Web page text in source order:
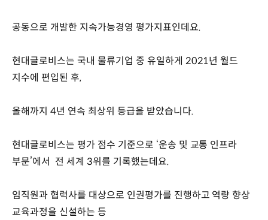
공동으로 개발한 지속가능경영 평가지표인데요.
현대글로비스는 국내 물류기업 중 유일하게 2021년 월드
지수에 편입된 후,
올해까지 4년 연속 최상위 등급을 받았습니다.
현대글로비스는 평가 점수 기준으로 ‘운송 및 교통 인프라
부문’에서 전 세계 3위를 기록했는데요.
임직원과 협력사를 대상으로 인권평가를 진행하고 역량 향상
교육과정을 신설하는 등